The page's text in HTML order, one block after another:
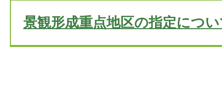
景観形成重点地区の指定につ